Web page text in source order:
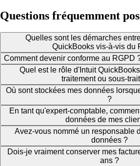
Questions fréquemment
Quelles sont les démarches
QuickBooks vis-à-vis du
Comment devenir conforme au RGPD
Quel est le rôle d'Intuit
traitement ou sous-
Où sont stockées mes données
?
En tant qu'expert-comptable,
données de mes
Avez-vous nommé un responsable
données ?
Dois-je vraiment conserver mes
ans ?